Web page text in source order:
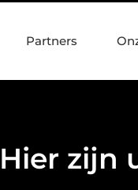
Partners
Hier zijn